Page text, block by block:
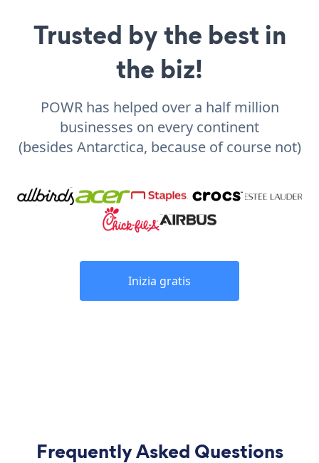
Trusted by the best in
the biz!
POWR has helped over a half million
businesses on every continent
(besides Antarctica, because of course not)
Inizia gratis
Frequently Asked Questions